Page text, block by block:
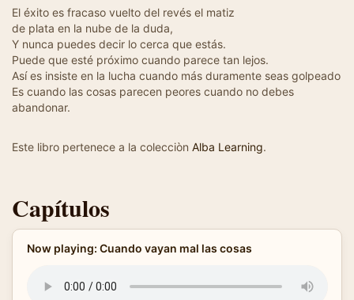
El éxito es fracaso vuelto del revés el matiz
de plata en la nube de la duda,
Y nunca puedes decir lo cerca que estás.
Puede que esté próximo cuando parece tan lejos.
Así es insiste en la lucha cuando más duramente seas golpeado
Es cuando las cosas parecen peores cuando no debes
abandonar.
Este libro pertenece a la colecciòn Alba Learning.
Capítulos
Now playing: Cuando vayan mal las cosas